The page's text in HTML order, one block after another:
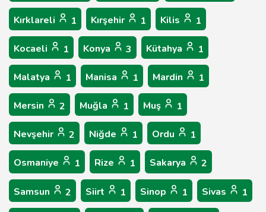
Kırklareli 1 Kırşehir 1 Kilis 1
Kocaeli 1 Konya 3 Kütahya 1
Malatya 1 Manisa 1 Mardin 1
Mersin 2 Muğla 1 Muş 1
Nevşehir 2 Niğde 1 Ordu 1
Osmaniye 1 Rize 1 Sakarya 2
Samsun 2 Siirt 1 Sinop 1 Sivas 1